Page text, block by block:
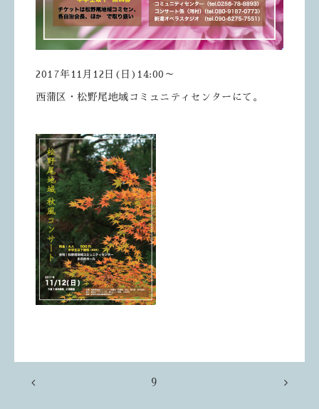
2017年11月12日(日)14:00～
西蒲区・松野尾地域コミュニティセンターにて。
9